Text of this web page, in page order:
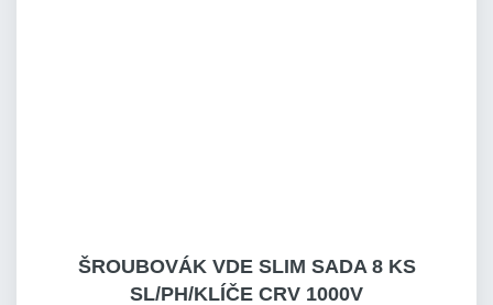
ŠROUBOVÁK VDE SLIM SADA 8 KS
SL/PH/KLÍČE CRV 1000V